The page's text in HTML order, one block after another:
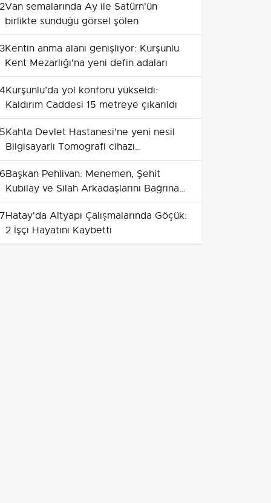
2Van semalarında Ay ile Satürn'ün
birlikte sunduğu görsel şölen
3Kentin anma alanı genişliyor: Kurşunlu
Kent Mezarlığı'na yeni defin adaları
4Kurşunlu’da yol konforu yükseldi:
Kaldırım Caddesi 15 metreye çıkarıldı
5Kahta Devlet Hastanesi'ne yeni nesil
Bilgisayarlı Tomografi cihazı
kazandırıldı
6Başkan Pehlivan: Menemen, Şehit
Kubilay ve Silah Arkadaşlarını Bağrına
Bastı
7Hatay'da Altyapı Çalışmalarında Göçük:
2 İşçi Hayatını Kaybetti